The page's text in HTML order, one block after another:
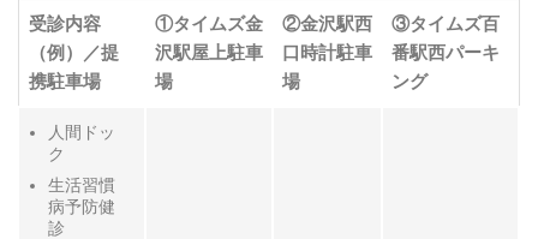
受診内容
（例）／提
携駐車場
①タイムズ金
沢駅屋上駐車
場
②金沢駅西
口時計駐車
場
③タイムズ百
番駅西パーキ
ング
人間ドッ
ク
生活習慣
病予防健
診